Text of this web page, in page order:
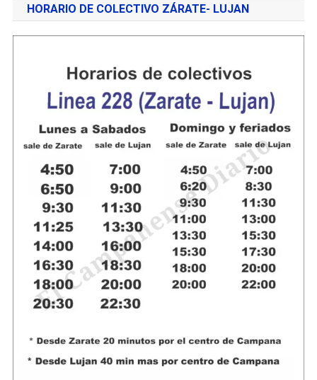
HORARIO DE COLECTIVO ZÁRATE- LUJAN